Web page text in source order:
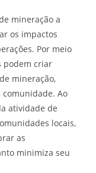
mineração a
os impactos
Por meio
podem criar
mineração,
Ao
atividade de
locais,
as
minimiza seu